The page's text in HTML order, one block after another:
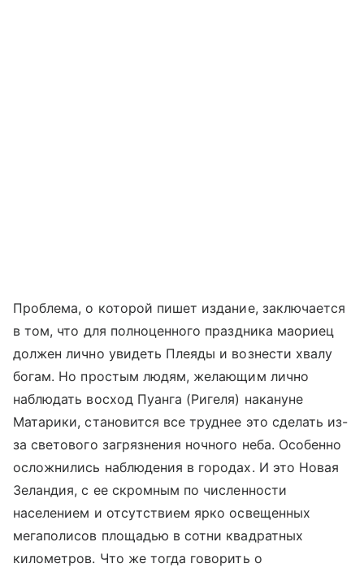
Проблема, о которой пишет издание, заключается
в том, что для полноценного праздника маориец
должен лично увидеть Плеяды и вознести хвалу
богам. Но простым людям, желающим лично
наблюдать восход Пуанга (Ригеля) накануне
Матарики, становится все труднее это сделать из-
за светового загрязнения ночного неба. Особенно
осложнились наблюдения в городах. И это Новая
Зеландия, с ее скромным по численности
населением и отсутствием ярко освещенных
мегаполисов площадью в сотни квадратных
километров. Что же тогда говорить о